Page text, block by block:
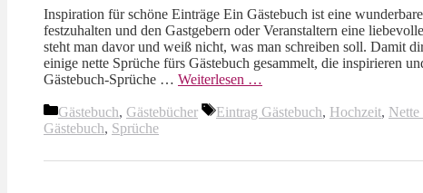
Inspiration für schöne Einträge Ein Gästebuch ist eine
festzuhalten und den Gastgebern oder Veranstaltern eine
steht man davor und weiß nicht, was man schreiben soll. Damit
einige nette Sprüche fürs Gästebuch gesammelt, die inspirieren
Gästebuch-Sprüche … Weiterlesen …
Kategorien
Gästebuch, Gästebücher Schlagwörter
Eintrag Gästebuch, Hochzeit, Nette
Gästebuch, Sprüche